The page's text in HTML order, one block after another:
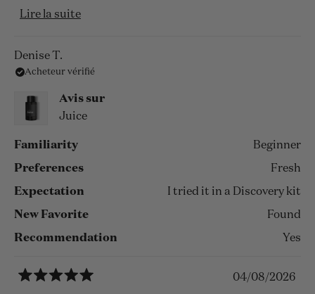
and thank me later
Lire la suiteEn
sur
avis
Denise T.
Acheteur vérifié
Avis sur
Juice
Familiarity Beginner
Preferences Fresh
Expectation I tried it in a Discovery kit
New Favorite Found
Recommendation Yes
04/08/2026